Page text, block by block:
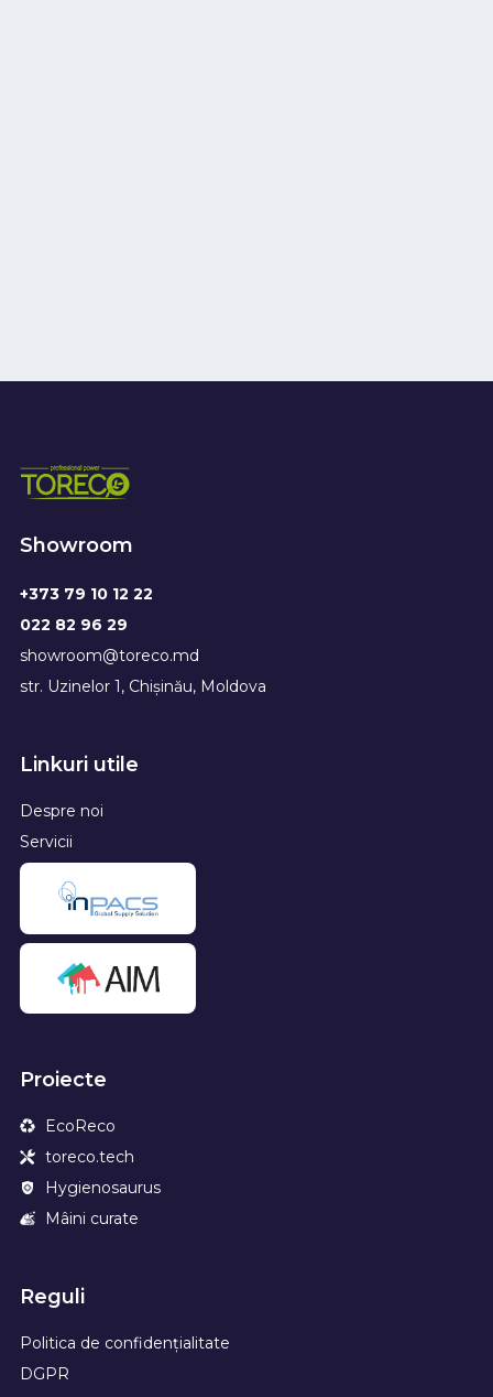
Showroom
+373 79 10 12 22
022 82 96 29
showroom@toreco.md
str. Uzinelor 1, Chișinău, Moldova
Linkuri utile
Despre noi
Servicii
Proiecte
EcoReco
toreco.tech
Hygienosaurus
Mâini curate
Reguli
Politica de confidențialitate
DGPR